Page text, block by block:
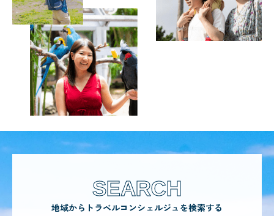
SEARCH
地域からトラベルコンシェルジュを検索する